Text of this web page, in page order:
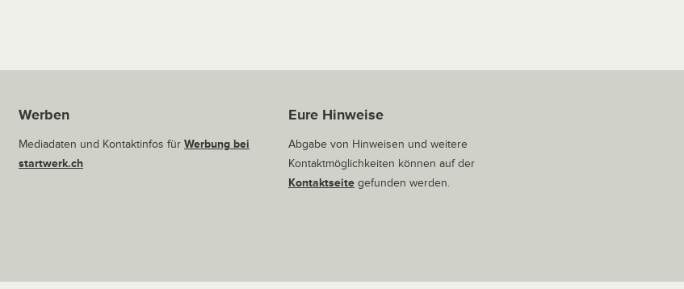
Werben
Mediadaten und Kontaktinfos für Werbung bei
startwerk.ch
Eure Hinweise
Abgabe von Hinweisen und weitere
Kontaktmöglichkeiten können auf der
Kontaktseitegefunden werden.